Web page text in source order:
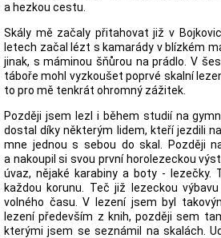
a hezkou cestu.
Skály mě začaly přitahovat již v
letech začal lézt s kamarády v blízkém
jinak, s máminou šňůrou na prádlo. V
táboře mohl vyzkoušet poprvé skalní
to pro mě tenkrát ohromný zážitek.
Později jsem lezl i během studií na
dostal díky některým lidem, kteří jezdili
mne jednou s sebou do skal. Později
a nakoupil si svou první horolezeckou
úvaz, nějaké karabiny a boty - lezečky.
každou korunu. Teč již lezeckou
volného času. V lezení jsem byl
lezení především z knih, později sem
kterými jsem se seznámil na skalách.